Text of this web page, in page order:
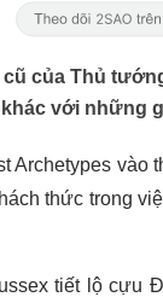
của Thủ
khác với những
Archetypes vào
thức trong
tiết lộ cựu